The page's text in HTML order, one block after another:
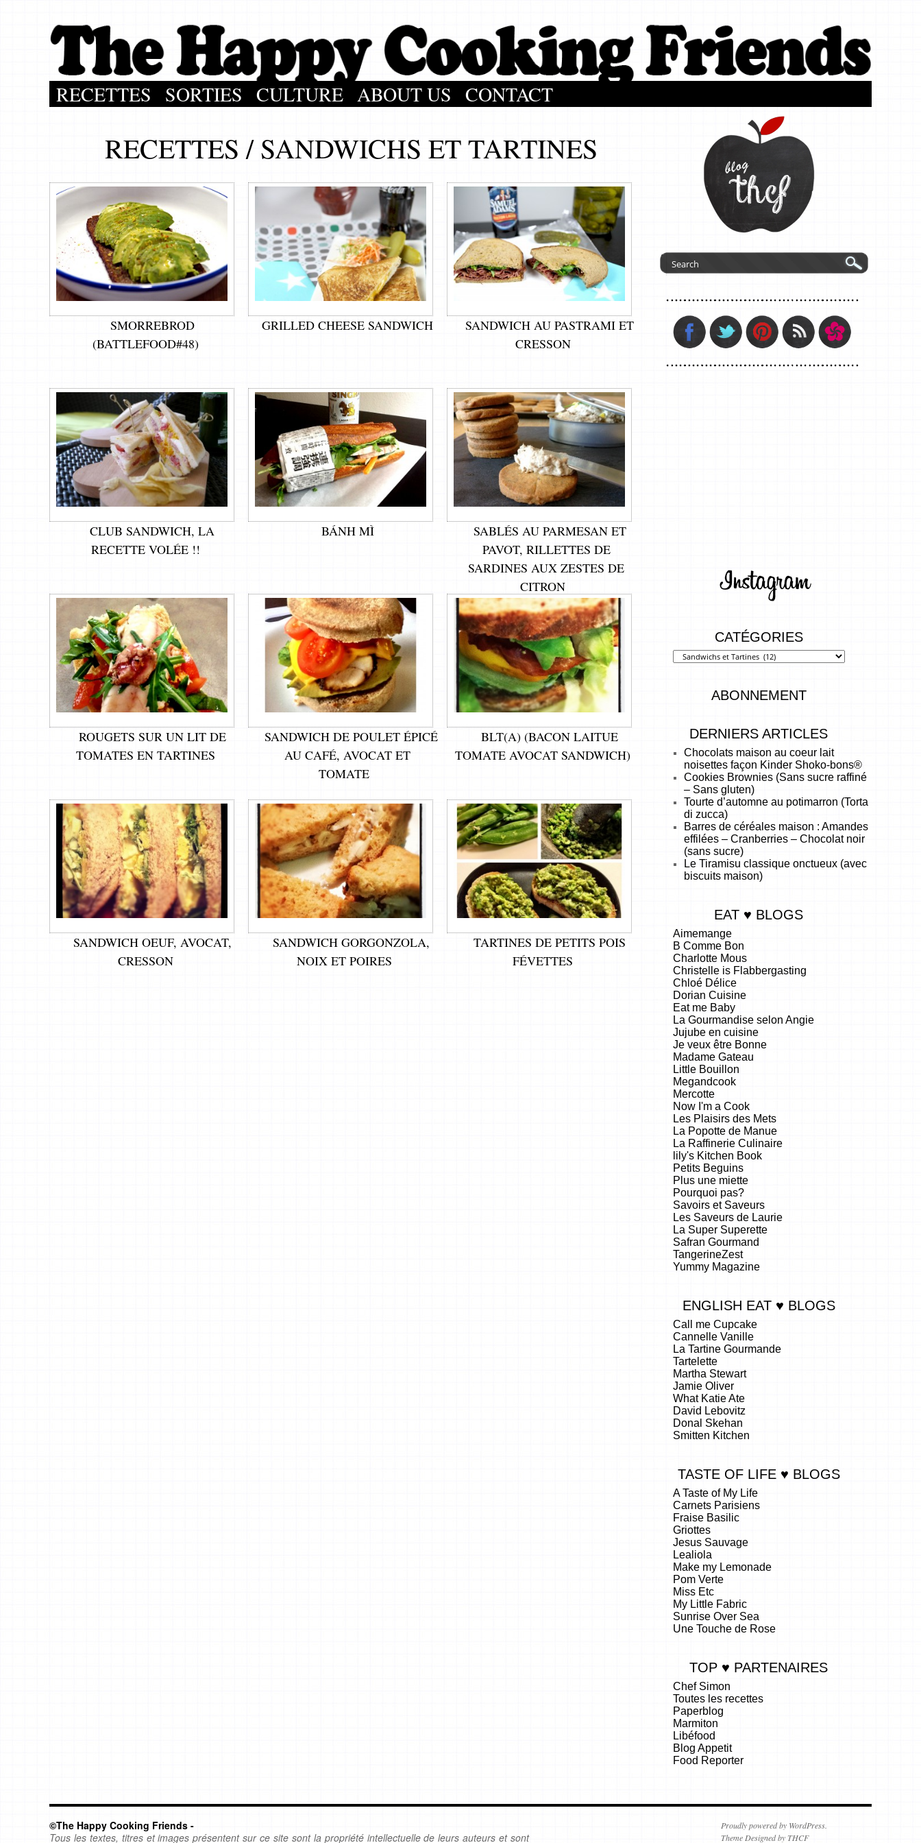
RECETTES SORTIES CULTURE ABOUT US CONTACT
RECETTES /SANDWICHS ET TARTINES
SMORREBROD
(BATTLEFOOD#48)
GRILLED CHEESE SANDWICH
SANDWICH AU PASTRAMI ET
CRESSON
CLUB SANDWICH, LA
RECETTE VOLÉE !!
BÁNH MÌ
SABLÉS AU PARMESAN ET
PAVOT, RILLETTES DE
SARDINES AUX ZESTES DE
CITRON
ROUGETS SUR UN LIT DE
TOMATES EN TARTINES
SANDWICH DE POULET ÉPICÉ
AU CAFÉ, AVOCAT ET
TOMATE
BLT(A) (BACON LAITUE
TOMATE AVOCAT SANDWICH)
SANDWICH OEUF, AVOCAT,
CRESSON
SANDWICH GORGONZOLA,
NOIX ET POIRES
TARTINES DE PETITS POIS
FÉVETTES
CATÉGORIES
ABONNEMENT
DERNIERS ARTICLES
Chocolats maison au coeur lait
noisettes façon Kinder Shoko-bons®
Cookies Brownies (Sans sucre raffiné
– Sans gluten)
Tourte d’automne au potimarron (Torta
di zucca)
Barres de céréales maison : Amandes
effilées – Cranberries – Chocolat noir
(sans sucre)
Le Tiramisu classique onctueux (avec
biscuits maison)
EAT ♥ BLOGS
Aimemange
B Comme Bon
Charlotte Mous
Christelle is Flabbergasting
Chloé Délice
Dorian Cuisine
Eat me Baby
La Gourmandise selon Angie
Jujube en cuisine
Je veux être Bonne
Madame Gateau
Little Bouillon
Megandcook
Mercotte
Now I'm a Cook
Les Plaisirs des Mets
La Popotte de Manue
La Raffinerie Culinaire
lily's Kitchen Book
Petits Beguins
Plus une miette
Pourquoi pas?
Savoirs et Saveurs
Les Saveurs de Laurie
La Super Superette
Safran Gourmand
TangerineZest
Yummy Magazine
ENGLISH EAT ♥ BLOGS
Call me Cupcake
Cannelle Vanille
La Tartine Gourmande
Tartelette
Martha Stewart
Jamie Oliver
What Katie Ate
David Lebovitz
Donal Skehan
Smitten Kitchen
TASTE OF LIFE ♥ BLOGS
A Taste of My Life
Carnets Parisiens
Fraise Basilic
Griottes
Jesus Sauvage
Lealiola
Make my Lemonade
Pom Verte
Miss Etc
My Little Fabric
Sunrise Over Sea
Une Touche de Rose
TOP ♥ PARTENAIRES
Chef Simon
Toutes les recettes
Paperblog
Marmiton
Libéfood
Blog Appetit
Food Reporter
©The Happy Cooking Friends -
Tous les textes, titres et images présentent sur ce site sont la propriété intellectuelle de leurs auteurs et sont
Proudly powered by WordPress.
Theme Designed by THCF